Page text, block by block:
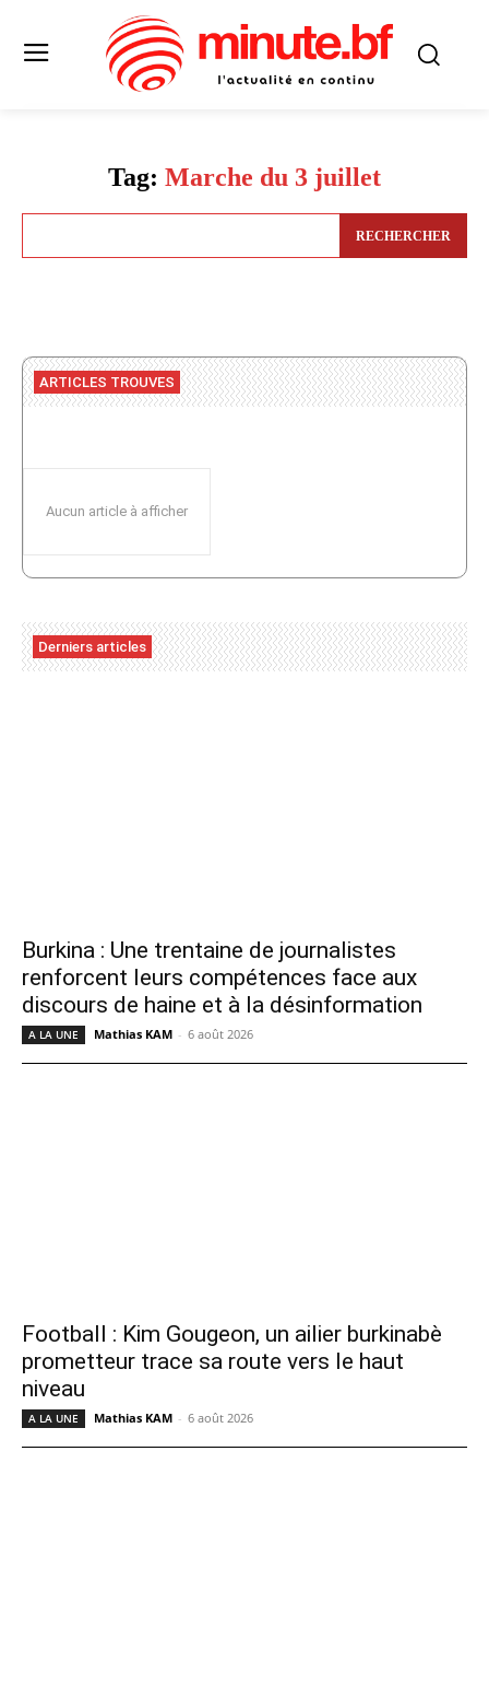
Tag: Marche du 3 juillet
RECHERCHER
ARTICLES TROUVES
Aucun article à afficher
Derniers articles
Burkina : Une trentaine de journalistes
renforcent leurs compétences face aux
discours de haine et à la désinformation
A LA UNE Mathias KAM - 6 août 2026
Football : Kim Gougeon, un ailier burkinabè
prometteur trace sa route vers le haut
niveau
A LA UNE Mathias KAM - 6 août 2026